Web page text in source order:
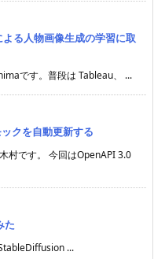
る人物画像生成の学習に取
です。普段は Tableau、 ...
クを自動更新する
村です。 今回はOpenAPI 3.0
た
...